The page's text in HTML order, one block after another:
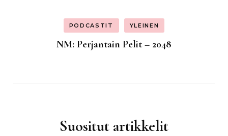
PODCASTIT YLEINEN
NM: Perjantain Pelit – 2048
Suositut artikkelit